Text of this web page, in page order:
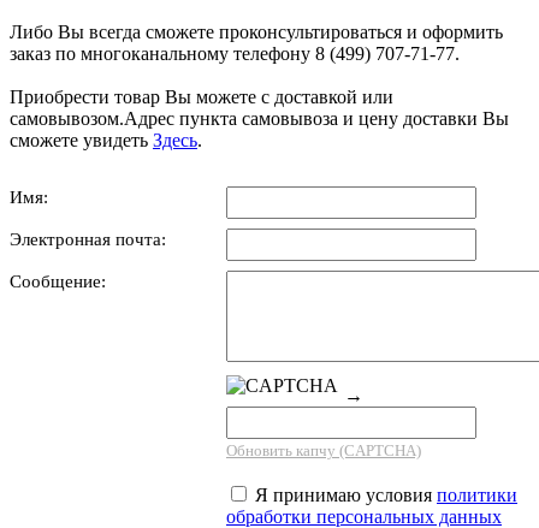
Либо Вы всегда сможете проконсультироваться и оформить
заказ по многоканальному телефону 8 (499) 707-71-77.
Приобрести товар Вы можете с доставкой или
самовывозом.Адрес пункта самовывоза и цену доставки Вы
сможете увидеть Здесь.
Имя:
Электронная почта:
Сообщение:
→
Обновить капчу (CAPTCHA)
Я принимаю условия политики
обработки персональных данных